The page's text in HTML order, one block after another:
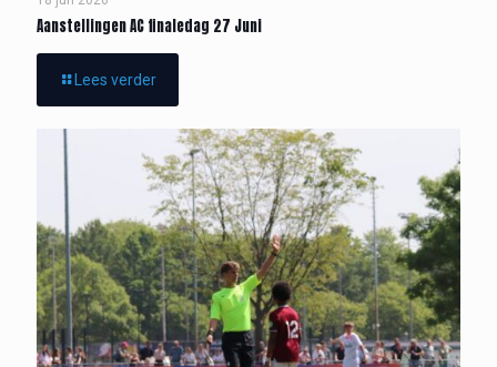
Aanstellingen AC finaledag 27 Juni
Lees verder